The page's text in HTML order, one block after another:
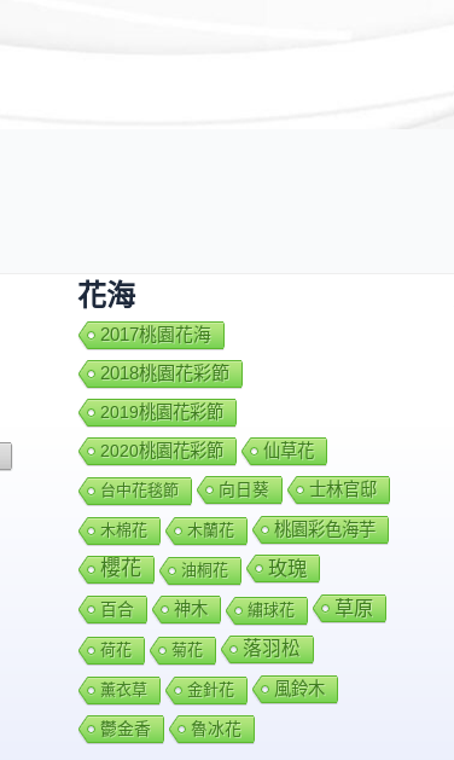
花海
2017桃園花海
2018桃園花彩節
2019桃園花彩節
2020桃園花彩節
仙草花
台中花毯節 向日葵 士林官邸
木棉花 木蘭花 桃園彩色海芋
櫻花 油桐花 玫瑰
百合 神木 繡球花 草原
荷花 菊花 落羽松
薰衣草 金針花 風鈴木
鬱金香 魯冰花